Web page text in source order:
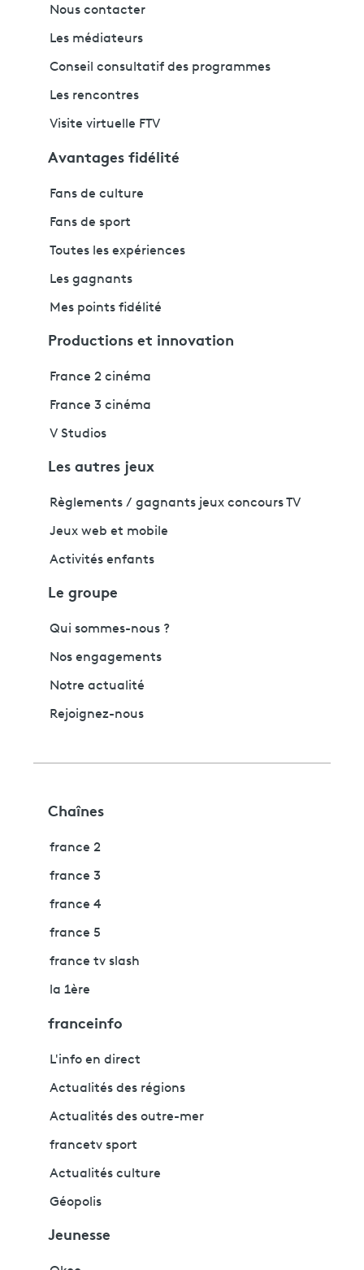
Nous contacter
Les médiateurs
Conseil consultatif des programmes
Les rencontres
Visite virtuelle FTV
Avantages fidélité
Fans de culture
Fans de sport
Toutes les expériences
Les gagnants
Mes points fidélité
Productions et innovation
France 2 cinéma
France 3 cinéma
V Studios
Les autres jeux
Règlements / gagnants jeux concours TV
Jeux web et mobile
Activités enfants
Le groupe
Qui sommes-nous ?
Nos engagements
Notre actualité
Rejoignez-nous
Chaînes
france 2
france 3
france 4
france 5
france tv slash
la 1ère
franceinfo
L'info en direct
Actualités des régions
Actualités des outre-mer
francetv sport
Actualités culture
Géopolis
Jeunesse